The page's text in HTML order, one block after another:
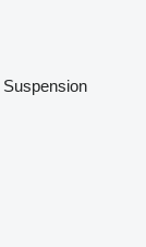
Suspension